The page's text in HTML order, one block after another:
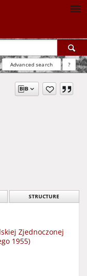
Advanced search ?
STRUCTURE
Zjednoczonej
1955)